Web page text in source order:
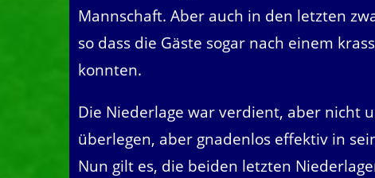
Mannschaft. Aber auch in den letzten
so dass die Gäste sogar nach einem
konnten.
Die Niederlage war verdient, aber nicht
überlegen, aber gnadenlos effektiv in
Nun gilt es, die beiden letzten